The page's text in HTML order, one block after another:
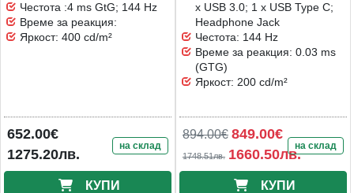
Честота :4 ms GtG; 144 Hz
Време за реакция:
Яркост: 400 cd/m²
652.00€
1275.20лв.
на склад
КУПИ
x USB 3.0; 1 x USB Type C;
Headphone Jack
Честота: 144 Hz
Време за реакция: 0.03 ms
(GTG)
Яркост: 200 cd/m²
894.00€ 849.00€
1748.51лв. 1660.50лв.на склад
КУПИ